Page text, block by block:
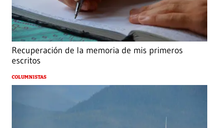
Recuperación de la memoria de mis primeros
escritos
COLUMNISTAS